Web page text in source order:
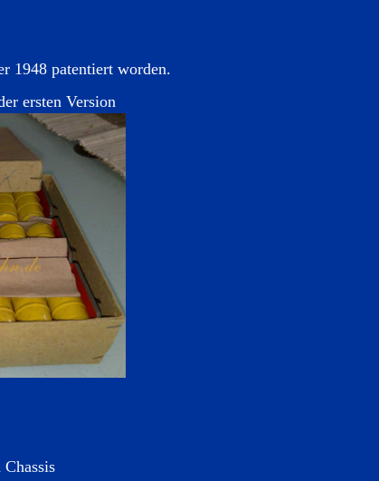
1948 patentiert worden.
ersten Version